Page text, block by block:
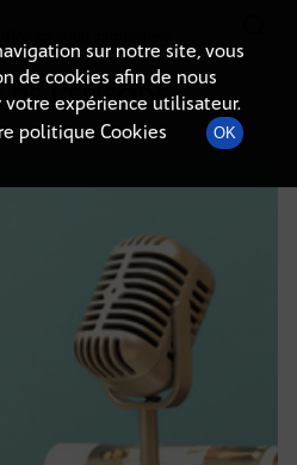
DE L'ÉPISODE
date
sur notre site, vous
de cookies afin de nous
votre expérience utilisateur.
politique Cookies
OK